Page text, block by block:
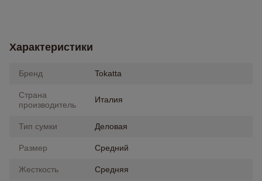
Характеристики
Бренд Tokatta
Страна
производитель
Италия
Тип сумки Деловая
Размер Средний
Жесткость Средняя